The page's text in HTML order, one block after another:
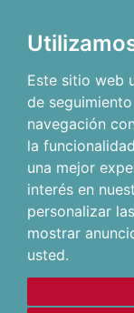
Este sitio web
de
navegación
la
una mejor
interés en
personalizar
mostrar
usted.